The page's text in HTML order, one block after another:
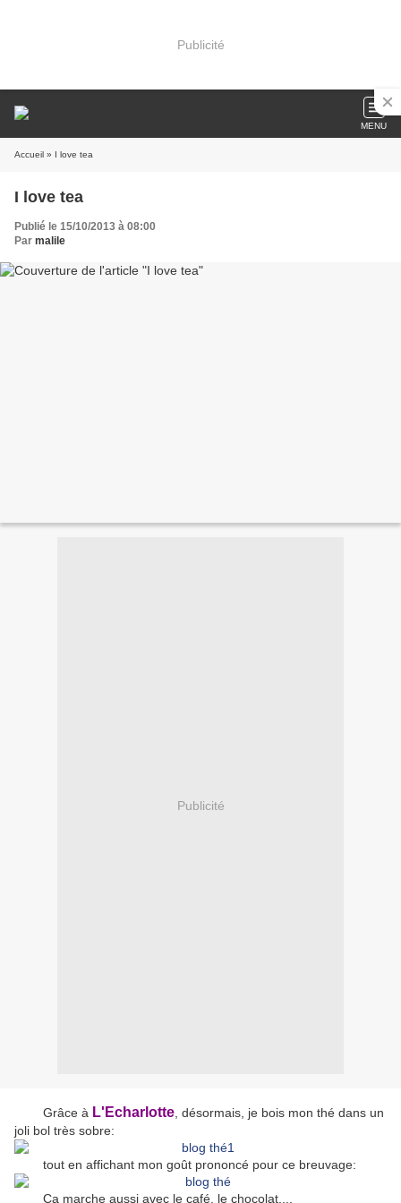
Publicité
MENU
Accueil » I love tea
I love tea
Publié le 15/10/2013 à 08:00
Par malile
Publicité
Grâce à L'Echarlotte , désormais, je bois mon thé dans un
joli bol très sobre:
tout en affichant mon goût prononcé pour ce breuvage:
Ça marche aussi avec le café, le chocolat,...